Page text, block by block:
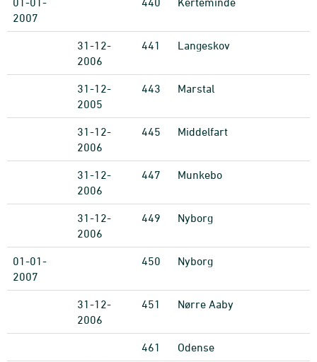
2007
31-12-
2006
441 Langeskov
31-12-
2005
443 Marstal
31-12-
2006
445 Middelfart
31-12-
2006
447 Munkebo
31-12-
2006
449 Nyborg
01-01-
2007
450 Nyborg
31-12-
2006
451 Nørre Aaby
461 Odense